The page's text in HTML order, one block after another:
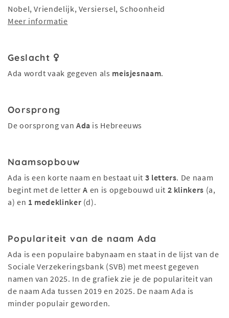
Nobel, Vriendelijk, Versiersel, Schoonheid
Meer informatie
Geslacht
Ada wordt vaak gegeven als meisjesnaam.
Oorsprong
De oorsprong van Ada is Hebreeuws
Naamsopbouw
Ada is een korte naam en bestaat uit 3 letters. De naam
begint met de letterA en is opgebouwd uit 2 klinkers (a,
a) en 1 medeklinker (d).
Populariteit van de naam Ada
Ada is een populaire babynaam en staat in de lijst van de
Sociale Verzekeringsbank (SVB) met meest gegeven
namen van 2025. In de grafiek zie je de populariteit van
de naam Ada tussen 2019 en 2025. De naam Ada is
minder populair geworden.